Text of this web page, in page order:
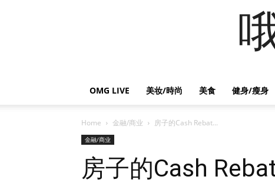
OMG LIVE 美妆/時尚 美食 健身/瘦身
Home 金融/商业 房子的Cash Rebat...
金融/商业
房子的Cash